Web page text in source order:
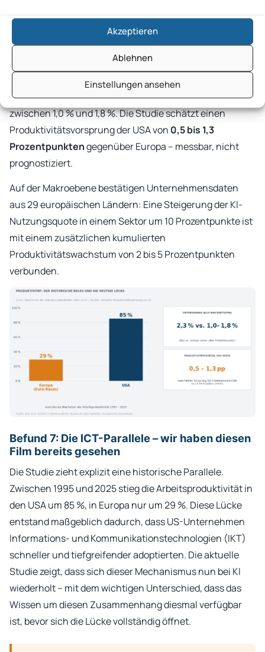
Akzeptieren
Ablehnen
Einstellungen ansehen
KI-Nutzende berichten von durchschnittlich 1,9 Stunden
Zeitersparnis pro Woche – das entspricht 5,8 % der
Arbeitszeit. Auf alle Beschäftigten hochgerechnet,
entsteht in den USA bereits eine Zeitersparnis von 2,3 %
aller Arbeitsstunden. In Europa liegt dieser Wert
zwischen 1,0 % und 1,8 %. Die Studie schätzt einen
Produktivitätsvorsprung der USA von 0,5 bis 1,3
Prozentpunktengegenüber Europa – messbar, nicht
prognostiziert.
Auf der Makroebene bestätigen Unternehmensdaten
aus 29 europäischen Ländern: Eine Steigerung der KI-
Nutzungsquote in einem Sektor um 10 Prozentpunkte ist
mit einem zusätzlichen kumulierten
Produktivitätswachstum von 2 bis 5 Prozentpunkten
verbunden.
Befund 7: Die ICT-Parallele – wir haben diesen
Film bereits gesehen
Die Studie zieht explizit eine historische Parallele.
Zwischen 1995 und 2025 stieg die Arbeitsproduktivität in
den USA um 85 %, in Europa nur um 29 %. Diese Lücke
entstand maßgeblich dadurch, dass US-Unternehmen
Informations- und Kommunikationstechnologien (IKT)
schneller und tiefgreifender adoptierten. Die aktuelle
Studie zeigt, dass sich dieser Mechanismus nun bei KI
wiederholt – mit dem wichtigen Unterschied, dass das
Wissen um diesen Zusammenhang diesmal verfügbar
ist, bevor sich die Lücke vollständig öffnet.